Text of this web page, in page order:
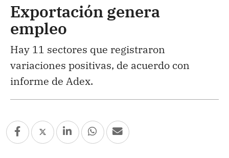
Exportación genera
empleo
Hay 11 sectores que registraron
variaciones positivas, de acuerdo con
informe de Adex.